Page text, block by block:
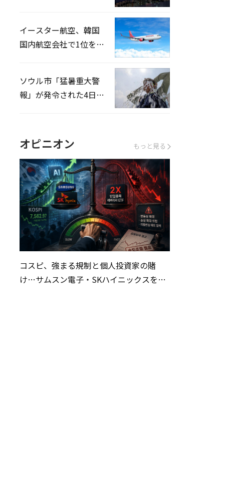
イースター航空、韓国
国内航空会社で1位を記
ソウル市「猛暑重大警
報」が発令された4日、
オピニオン もっと見る
コスピ、強まる規制と個人投資家の賭
け…サムスン電子・SKハイニックスを巡